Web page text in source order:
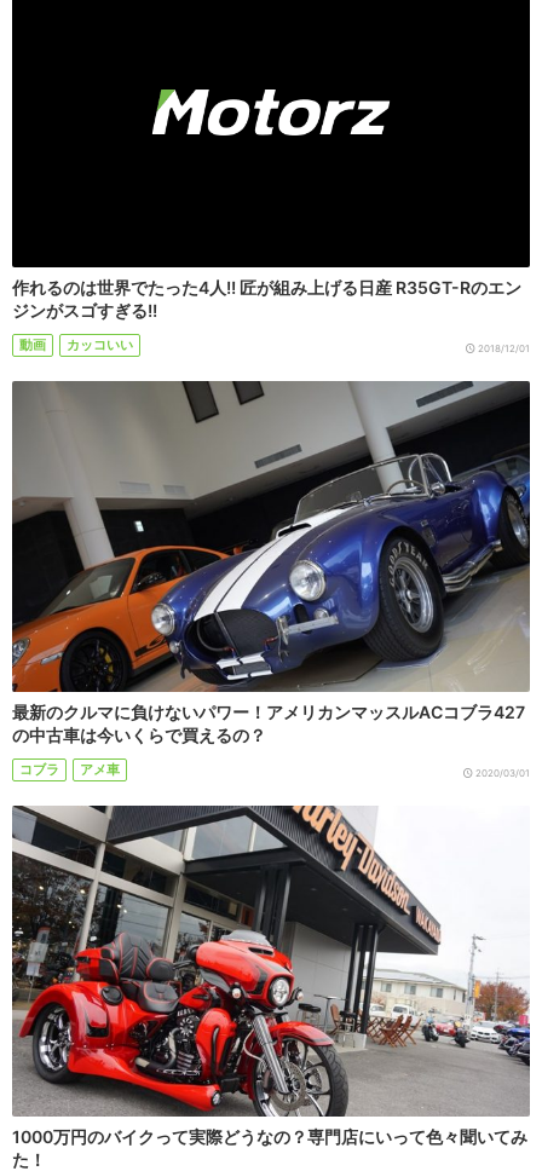
作れるのは世界でたった4人!! 匠が組み上げる日産 R35GT-Rのエン
ジンがスゴすぎる!!
動画 カッコいい 2018/12/01
最新のクルマに負けないパワー！アメリカンマッスルACコブラ427
の中古車は今いくらで買えるの？
コブラ アメ車 2020/03/01
1000万円のバイクって実際どうなの？専門店にいって色々聞いてみ
た！